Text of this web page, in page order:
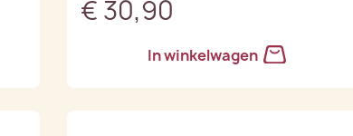
€ 30,90
In winkelwagen